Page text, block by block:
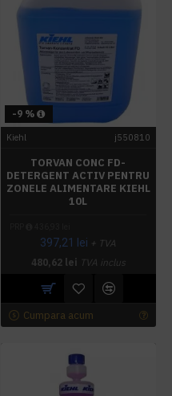
-9 %
Kiehl j550810
TORVAN CONC FD-
DETERGENT ACTIV PENTRU
ZONELE ALIMENTARE KIEHL
10L
397,21 lei + TVA
480,62 lei TVA inclus
Cumpara acum